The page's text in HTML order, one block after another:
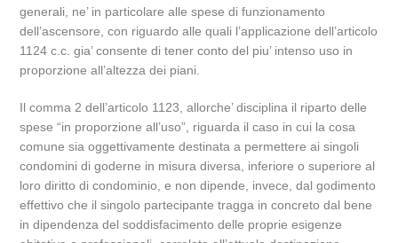
generali, ne’ in particolare alle spese di funzionamento
dell’ascensore, con riguardo alle quali l’applicazione dell’articolo
1124 c.c. gia’ consente di tener conto del piu’ intenso uso in
proporzione all’altezza dei piani.
Il comma 2 dell’articolo 1123, allorche’ disciplina il riparto delle
spese “in proporzione all’uso”, riguarda il caso in cui la cosa
comune sia oggettivamente destinata a permettere ai singoli
condomini di goderne in misura diversa, inferiore o superiore al
loro diritto di condominio, e non dipende, invece, dal godimento
effettivo che il singolo partecipante tragga in concreto dal bene
in dipendenza del soddisfacimento delle proprie esigenze